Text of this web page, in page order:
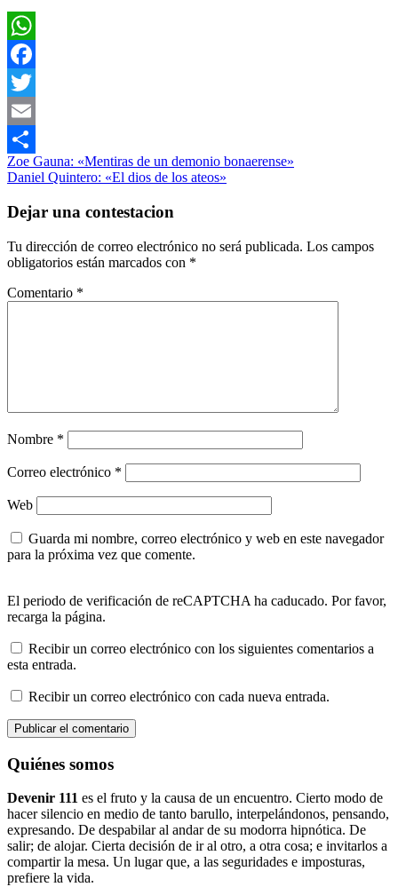
WhatsApp
Facebook
Twitter
Email
Compartir
Literatura
Prosa
Navegación
de
entradas
Entrada
anterior:
Zoe Gauna: «Mentiras de un demonio bonaerense»
Siguiente
Daniel Quintero: «El dios de los ateos»
Dejar una contestacion
Tu dirección de correo electrónico no será publicada. Los campos
obligatorios están marcados con *
Comentario *
Nombre *
Correo electrónico *
Web
Guarda mi nombre, correo electrónico y web en este navegador
para la próxima vez que comente.
El periodo de verificación de reCAPTCHA ha caducado. Por favor,
recarga la página.
Recibir un correo electrónico con los siguientes comentarios a
esta entrada.
Recibir un correo electrónico con cada nueva entrada.
Quiénes somos
Devenir 111 es el fruto y la causa de un encuentro. Cierto modo de
hacer silencio en medio de tanto barullo, interpelándonos, pensando,
expresando. De despabilar al andar de su modorra hipnótica. De
salir; de alojar. Cierta decisión de ir al otro, a otra cosa; e invitarlos a
compartir la mesa. Un lugar que, a las seguridades e imposturas,
prefiere la vida.